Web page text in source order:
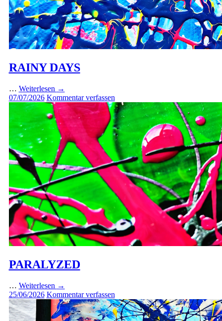
RAINY DAYS
… Weiterlesen →
07/07/2026 Kommentar verfassen
PARALYZED
… Weiterlesen →
25/06/2026 Kommentar verfassen